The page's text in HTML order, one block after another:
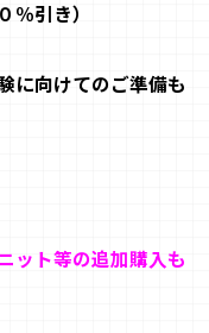
％引き）
に向けてのご準備も
ット等の追加購入も